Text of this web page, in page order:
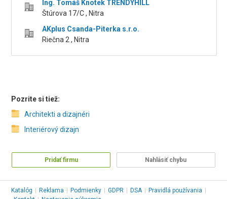
Ing. Tomáš Knotek TRENDYHILL
Štúrova 17/C , Nitra
AKplus Csanda-Piterka s.r.o.
Riečna 2 , Nitra
Pozrite si tiež:
Architekti a dizajnéri
Interiérový dizajn
Pridať firmu Nahlásiť chybu
Katalóg Reklama Podmienky GDPR DSA Pravidlá používania